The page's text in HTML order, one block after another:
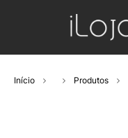
Início Produtos